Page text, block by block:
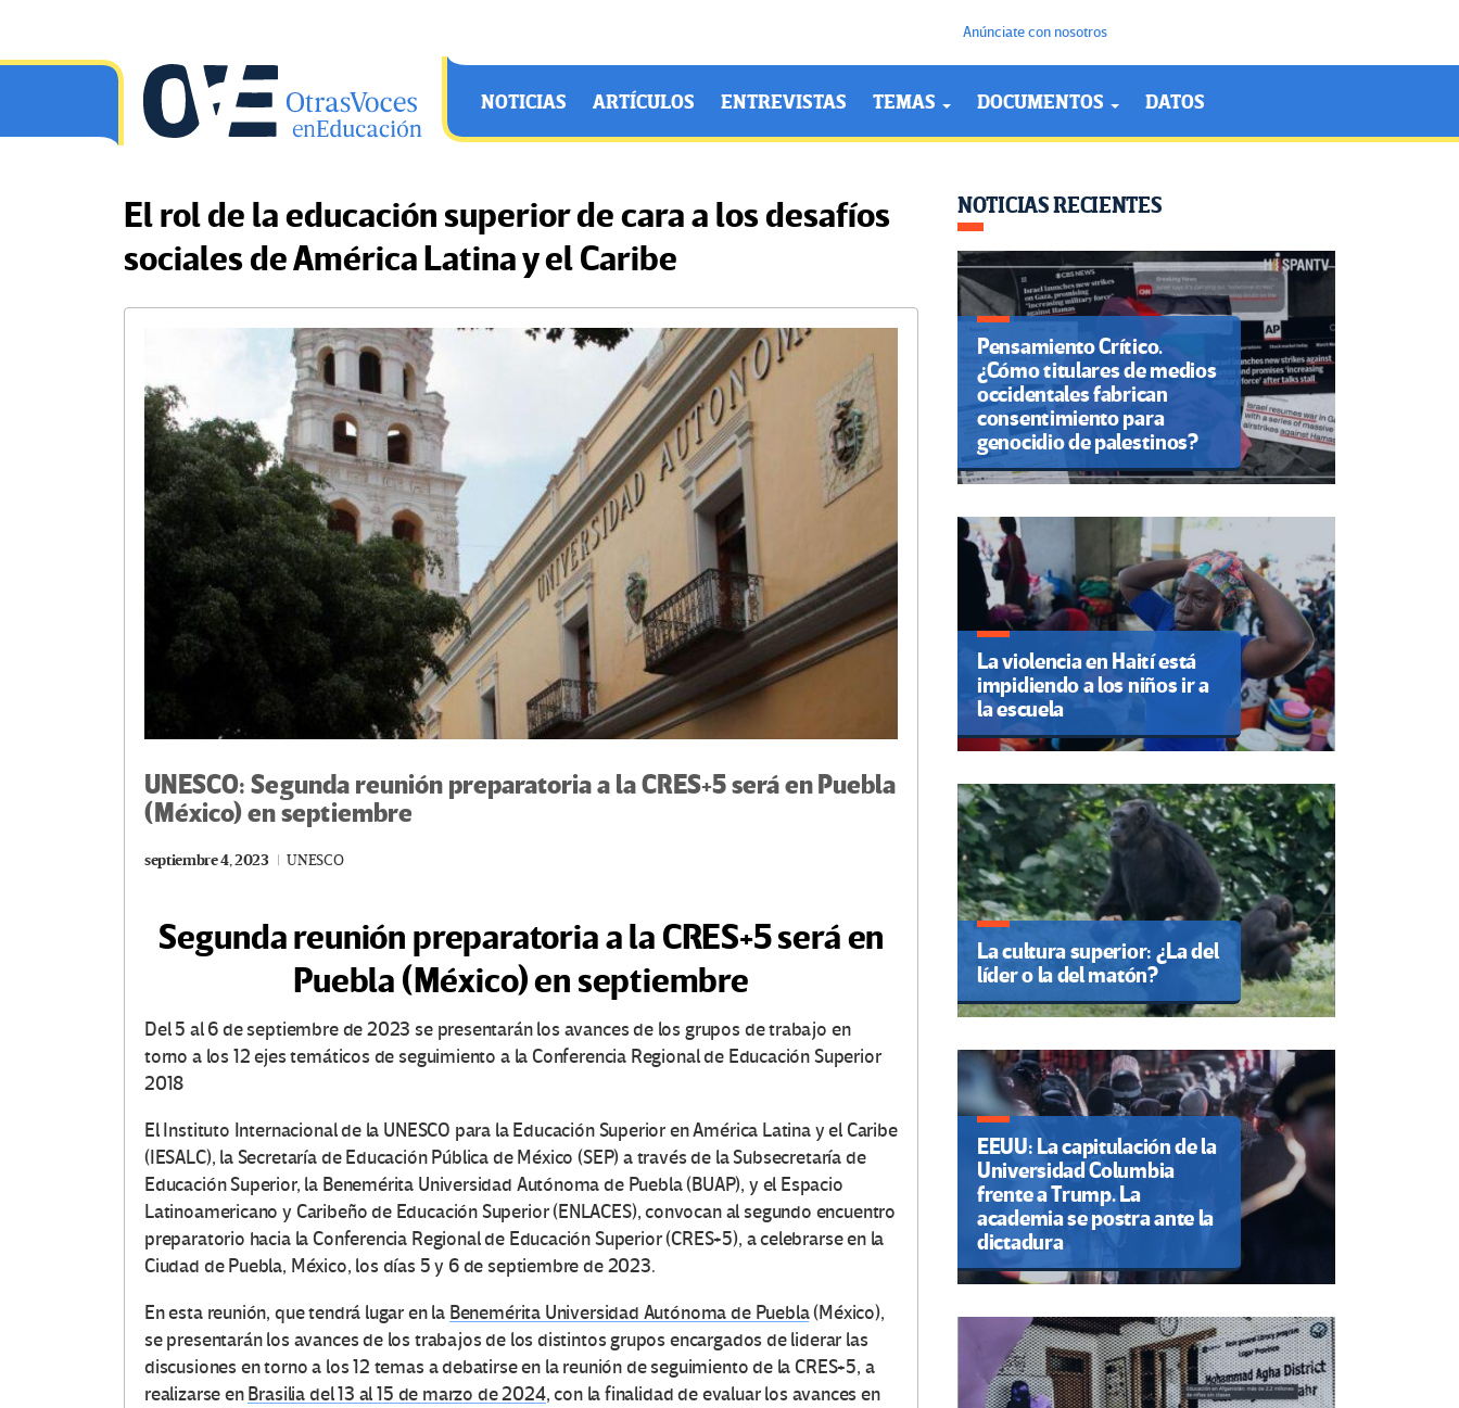
Anúnciate con nosotros
OtrasVocesenEducacion.org
NOTICIAS ARTÍCULOS ENTREVISTAS TEMAS DOCUMENTOS DATOS
El rol de la educación superior de cara a los desafíos
sociales de América Latina y el Caribe
UNESCO: Segunda reunión preparatoria a la CRES+5 será en Puebla
(México) en septiembre
septiembre 4, 2023 UNESCO
Segunda reunión preparatoria a la CRES+5 será en
Puebla (México) en septiembre
Del 5 al 6 de septiembre de 2023 se presentarán los avances de los grupos de trabajo en
torno a los 12 ejes temáticos de seguimiento a la Conferencia Regional de Educación Superior
2018
El Instituto Internacional de la UNESCO para la Educación Superior en América Latina y el Caribe
(IESALC), la Secretaría de Educación Pública de México (SEP) a través de la Subsecretaría de
Educación Superior, la Benemérita Universidad Autónoma de Puebla (BUAP), y el Espacio
Latinoamericano y Caribeño de Educación Superior (ENLACES), convocan al segundo encuentro
preparatorio hacia la Conferencia Regional de Educación Superior (CRES+5), a celebrarse en la
Ciudad de Puebla, México, los días 5 y 6 de septiembre de 2023.
En esta reunión, que tendrá lugar en la Benemérita Universidad Autónoma de Puebla(México),
se presentarán los avances de los trabajos de los distintos grupos encargados de liderar las
discusiones en torno a los 12 temas a debatirse en la reunión de seguimiento de la CRES+5, a
realizarse enBrasilia del 13 al 15 de marzo de 2024, con la finalidad de evaluar los avances en
NOTICIAS RECIENTES
Pensamiento Crítico.
¿Cómo titulares de medios
occidentales fabrican
consentimiento para
genocidio de palestinos?
La violencia en Haití está
impidiendo a los niños ir a
la escuela
La cultura superior: ¿La del
líder o la del matón?
EEUU: La capitulación de la
Universidad Columbia
frente a Trump. La
academia se postra ante la
dictadura